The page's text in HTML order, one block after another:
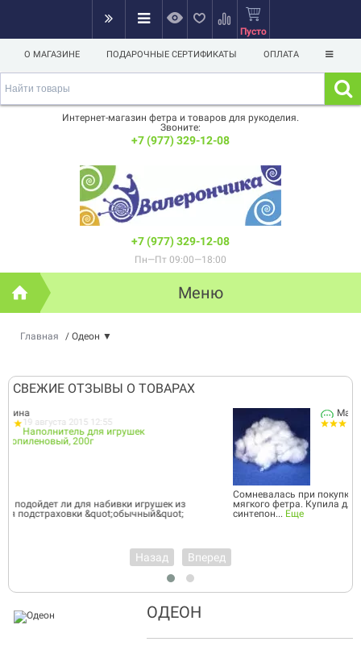
Пусто
О МАГАЗИНЕ ПОДАРОЧНЫЕ СЕРТИФИКАТЫ ОПЛАТА
Интернет-магазин фетра и товаров для рукоделия.
Звоните:
+7 (977) 329-12-08
+7 (977) 329-12-08
Пн—Пт 09:00—18:00
Меню
Главная / Одеон ▼
СВЕЖИЕ ОТЗЫВЫ О ТОВАРАХ
Волокно (наполнитель) п/эф...
Сомневалась при покупке, подойдет ли для набивки игрушек из
мягкого фетра. Купила для подстраховки &quot;обычный&quot;
синтепон...Еще
Назад Вперед
ОДЕОН